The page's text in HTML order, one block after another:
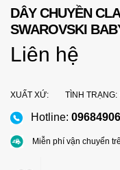
DÂY CHUYỀN
SWAROVSKI
Liên hệ
XUẤT XỨ: TÌNH TRẠNG:
Hotline:
Miễn phí vận chuyển